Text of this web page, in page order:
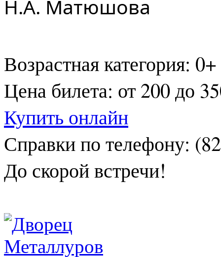
Н.А. Матюшова
Возрастная категория: 0+
Цена билета: от 200 до
Купить онлайн
Справки по телефону:
До скорой встречи!